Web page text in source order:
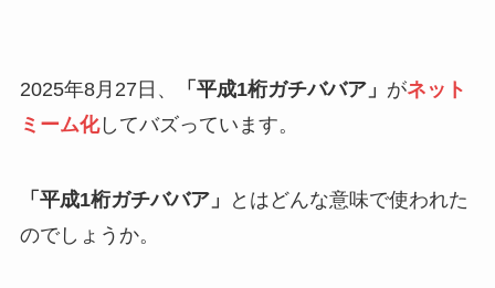
2025年8月27日、 「平成1桁ガチババア」 がネット
ミーム化してバズっています。
「平成1桁ガチババア」
とはどんな意味で使われた
のでしょうか。